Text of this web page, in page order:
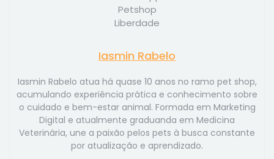
Iasmin Rabelo
Iasmin Rabelo atua há quase 10 anos no ramo pet shop,
acumulando experiência prática e conhecimento sobre
o cuidado e bem-estar animal. Formada em Marketing
Digital e atualmente graduanda em Medicina
Veterinária, une a paixão pelos pets à busca constante
por atualização e aprendizado.